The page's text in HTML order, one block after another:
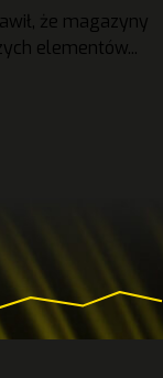
że magazyny
elementów...